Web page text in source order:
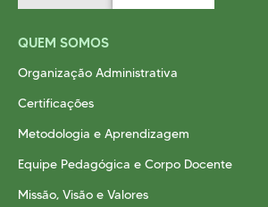
Conselho Superior da UNIFATEB (Consup)
MISSÃO, VISÃO E VALORES
CERTIFICAÇÕES
Responsabilidade Social
Cursos Presenciais
Cursos EAD
EQUIPE PEDAGÓGICA
INFRAESTRUTURA
QUEM SOMOS
Organização Administrativa
Certificações
Metodologia e Aprendizagem
Equipe Pedagógica e Corpo Docente
Missão, Visão e Valores